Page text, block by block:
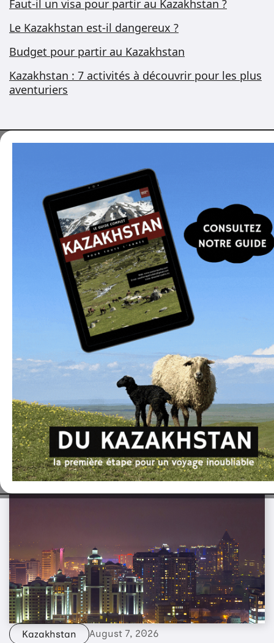
Faut-il un visa pour partir au Kazakhstan ?
Le Kazakhstan est-il dangereux ?
Budget pour partir au Kazakhstan
Kazakhstan : 7 activités à découvrir pour les plus
aventuriers
Vous voulez voyager
au Kazakhstan ?
Je peux vous aider à organiser un voyage sur
mesure, ou vous proposer des programmes
optimisés, développés en collaboration avec des
partenaires locaux.
En savoir plus
Dans la même catégorie
Kazakhstan August 7, 2026